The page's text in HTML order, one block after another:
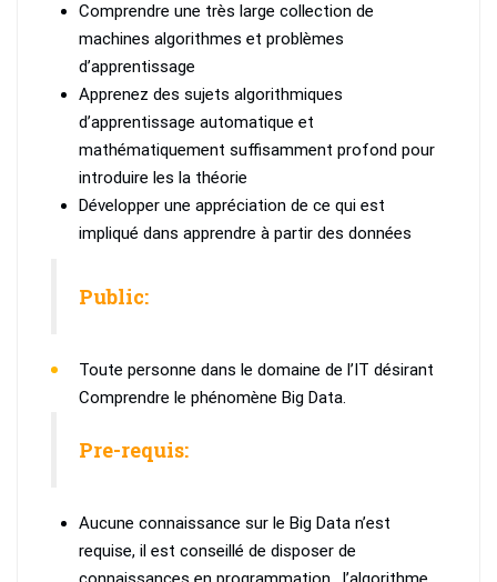
Comprendre une très large collection de
machines algorithmes et problèmes
d’apprentissage
Apprenez des sujets algorithmiques
d’apprentissage automatique et
mathématiquement suffisamment profond pour
introduire les la théorie
Développer une appréciation de ce qui est
impliqué dans apprendre à partir des données
Public:
Toute personne dans le domaine de l’IT désirant
Comprendre le phénomène Big Data.
Pre-requis:
Aucune connaissance sur le Big Data n’est
requise, il est conseillé de disposer de